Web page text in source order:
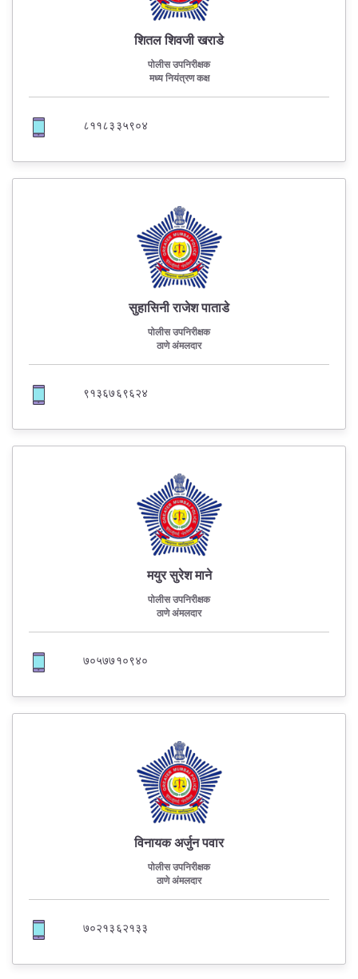
शितल शिवजी खराडे
पोलीस उपनिरीक्षक
मध्य नियंत्रण कक्ष
८११८३३५९०४
सुहासिनी राजेश पाताडे
पोलीस उपनिरीक्षक
ठाणे अंमलदार
९१३६७६९६२४
मयुर सुरेश माने
पोलीस उपनिरीक्षक
ठाणे अंमलदार
७०५७७१०९४०
विनायक अर्जुन पवार
पोलीस उपनिरीक्षक
ठाणे अंमलदार
७०२१३६२१३३